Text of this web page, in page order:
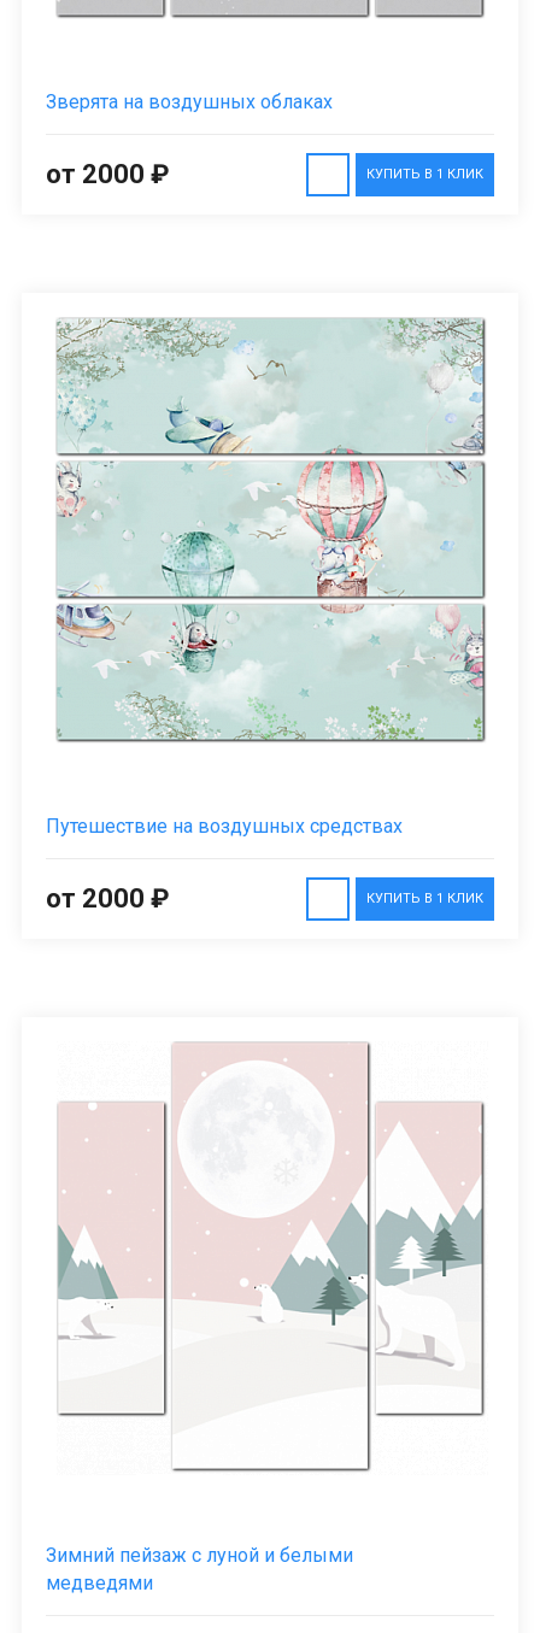
Зверята на воздушных облаках
КУПИТЬ В 1 КЛИК
от 2000 ₽
Путешествие на воздушных средствах
КУПИТЬ В 1 КЛИК
от 2000 ₽
Зимний пейзаж с луной и белыми
медведями